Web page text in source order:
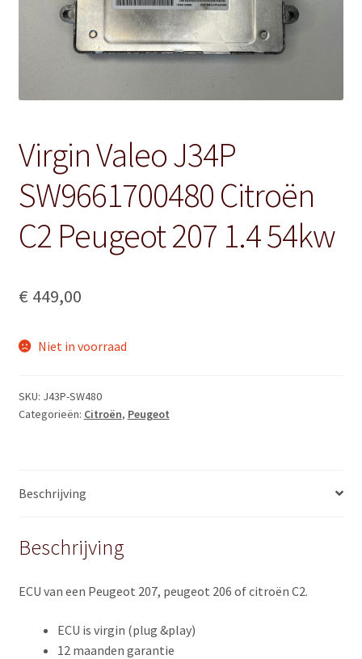
Virgin Valeo J34P
SW9661700480 Citroën
C2 Peugeot 207 1.4 54kw
€ 449,00
Niet in voorraad
SKU: J43P-SW480
Categorieën: Citroën, Peugeot
Beschrijving
Beschrijving
ECU van een Peugeot 207, peugeot 206 of citroën C2.
ECU is virgin (plug &play)
12 maanden garantie